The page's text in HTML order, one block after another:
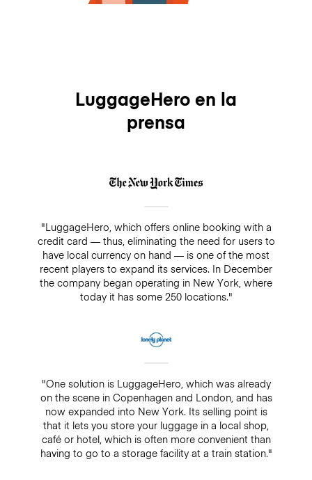
LuggageHero en la
prensa
"LuggageHero, which offers online booking with a
credit card — thus, eliminating the need for users to
have local currency on hand — is one of the most
recent players to expand its services. In December
the company began operating in New York, where
today it has some 250 locations."
"One solution is LuggageHero, which was already
on the scene in Copenhagen and London, and has
now expanded into New York. Its selling point is
that it lets you store your luggage in a local shop,
café or hotel, which is often more convenient than
having to go to a storage facility at a train station."